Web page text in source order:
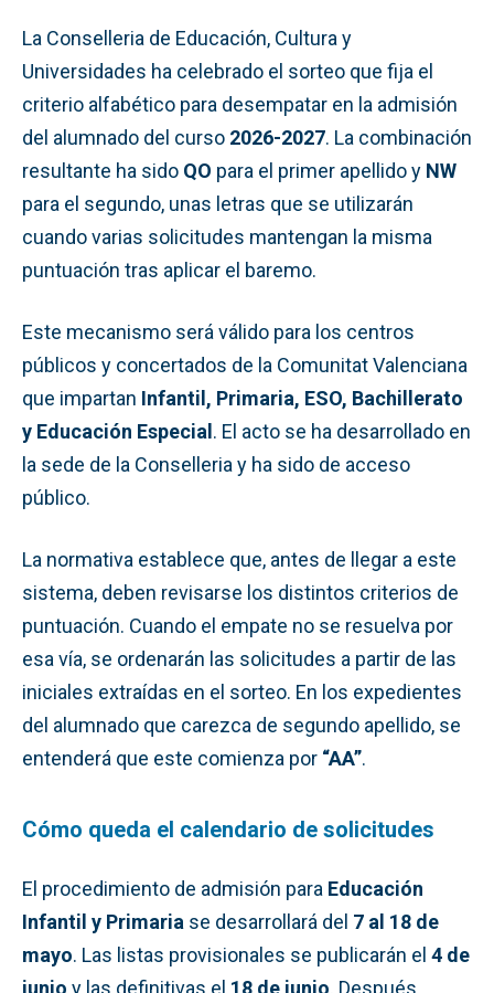
La Conselleria de Educación, Cultura y
Universidades ha celebrado el sorteo que fija el
criterio alfabético para desempatar en la admisión
del alumnado del curso 2026-2027. La combinación
resultante ha sido QO para el primer apellido y NW
para el segundo, unas letras que se utilizarán
cuando varias solicitudes mantengan la misma
puntuación tras aplicar el baremo.
Este mecanismo será válido para los centros
públicos y concertados de la Comunitat Valenciana
que impartan Infantil, Primaria, ESO, Bachillerato
y Educación Especial. El acto se ha desarrollado en
la sede de la Conselleria y ha sido de acceso
público.
La normativa establece que, antes de llegar a este
sistema, deben revisarse los distintos criterios de
puntuación. Cuando el empate no se resuelva por
esa vía, se ordenarán las solicitudes a partir de las
iniciales extraídas en el sorteo. En los expedientes
del alumnado que carezca de segundo apellido, se
entenderá que este comienza por “AA”.
Cómo queda el calendario de solicitudes
El procedimiento de admisión para Educación
Infantil y Primaria se desarrollará del 7 al 18 de
mayo. Las listas provisionales se publicarán el 4 de
junio y las definitivas el 18 de junio. Después